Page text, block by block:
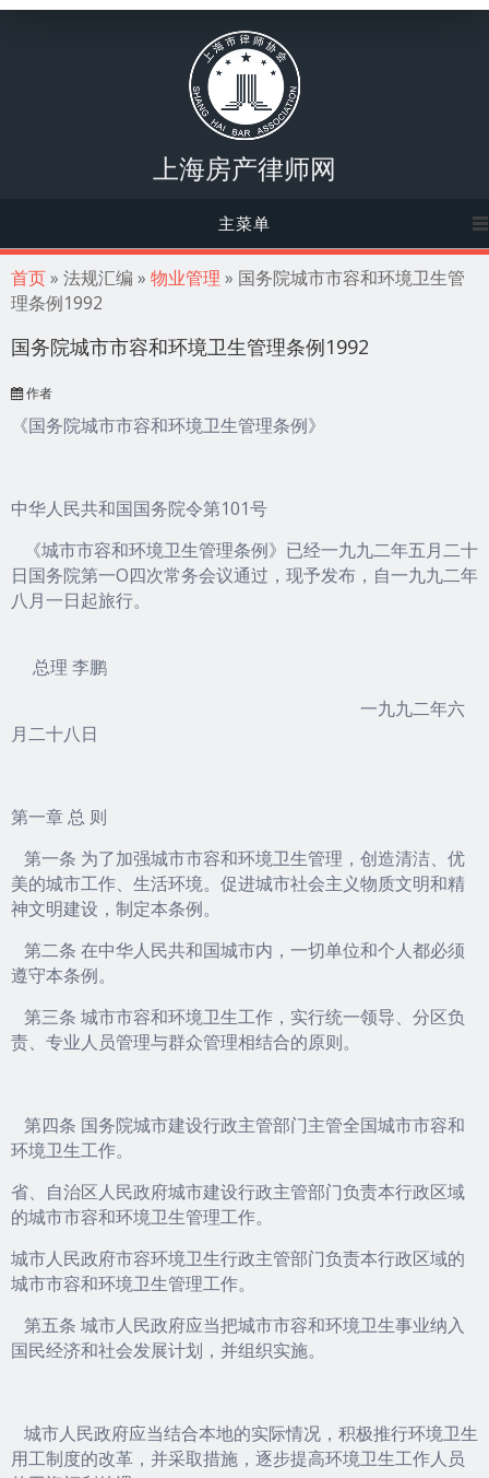
上海房产律师网
主菜单
你在这里
首页» 法规汇编 » 物业管理 » 国务院城市市容和环境卫生管
理条例1992
国务院城市市容和环境卫生管理条例1992
作者
《国务院城市市容和环境卫生管理条例》
中华人民共和国国务院令第101号
《城市市容和环境卫生管理条例》已经一九九二年五月二十
日国务院第一O四次常务会议通过，现予发布，自一九九二年
八月一日起旅行。
总理 李鹏
一九九二年六
月二十八日
第一章 总 则
第一条 为了加强城市市容和环境卫生管理，创造清洁、优
美的城市工作、生活环境。促进城市社会主义物质文明和精
神文明建设，制定本条例。
第二条 在中华人民共和国城市内，一切单位和个人都必须
遵守本条例。
第三条 城市市容和环境卫生工作，实行统一领导、分区负
责、专业人员管理与群众管理相结合的原则。
第四条 国务院城市建设行政主管部门主管全国城市市容和
环境卫生工作。
省、自治区人民政府城市建设行政主管部门负责本行政区域
的城市市容和环境卫生管理工作。
城市人民政府市容环境卫生行政主管部门负责本行政区域的
城市市容和环境卫生管理工作。
第五条 城市人民政府应当把城市市容和环境卫生事业纳入
国民经济和社会发展计划，并组织实施。
城市人民政府应当结合本地的实际情况，积极推行环境卫生
用工制度的改革，并采取措施，逐步提高环境卫生工作人员